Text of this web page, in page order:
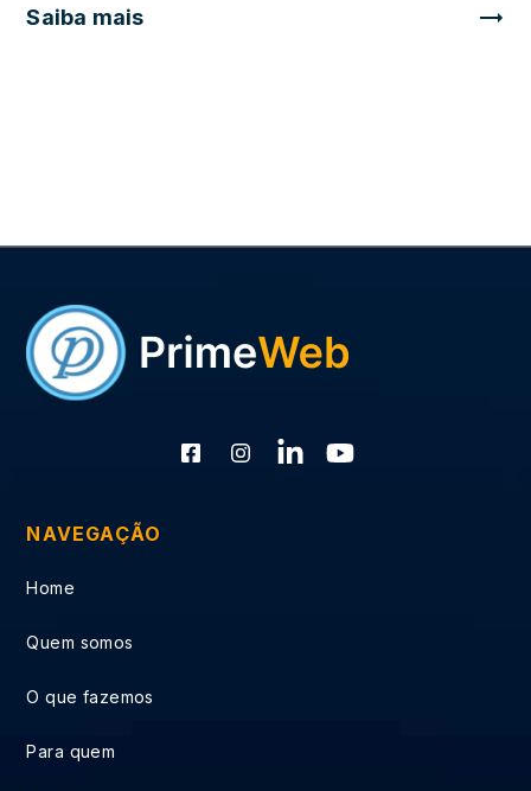
Saiba mais
NAVEGAÇÃO
Home
Quem somos
O que fazemos
Para quem